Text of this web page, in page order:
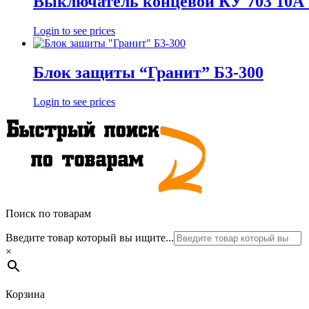
Login to see prices
Блок защиты “Гранит” Б3-300
Login to see prices
Поиск по товарам
Введите товар который вы ищите...
×
Корзина